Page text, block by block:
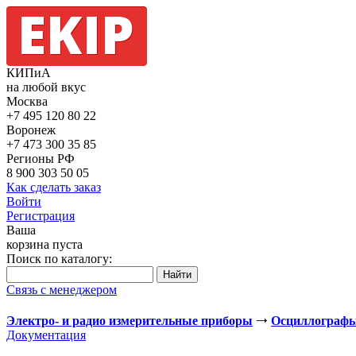
КИПиА
на любой вкус
Москва
+7 495 120 80 22
Воронеж
+7 473 300 35 85
Регионы РФ
8 900 303 50 05
Как сделать заказ
Войти
Регистрация
Ваша
корзина пуста
Поиск по каталогу:
Связь с менеджером
Электро- и радио измерительные приборы
Документация